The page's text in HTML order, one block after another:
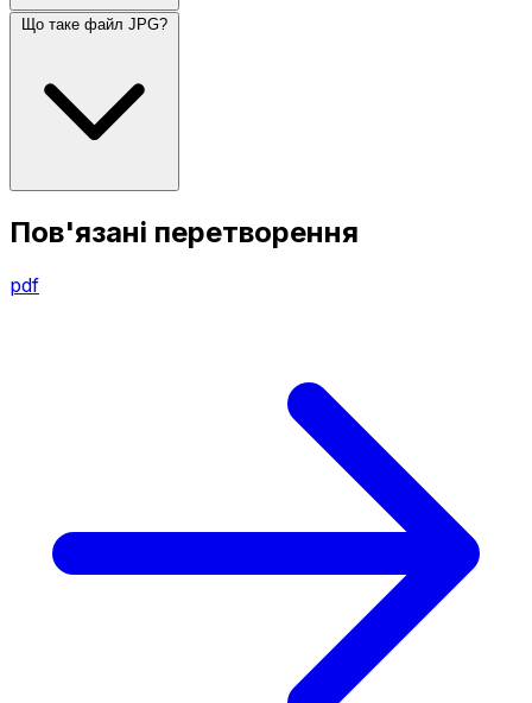
Що таке файл JPG?
Пов'язані перетворення
pdf